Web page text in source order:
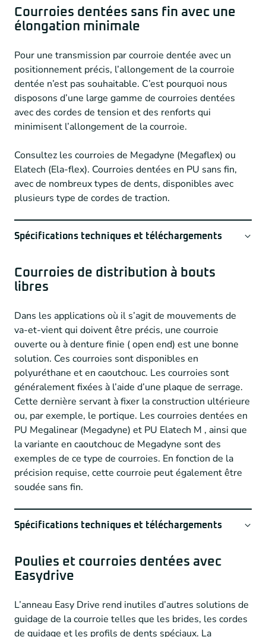
Courroies dentées sans fin avec une
élongation minimale
Pour une transmission par courroie dentée avec un
positionnement précis, l’allongement de la courroie
dentée n’est pas souhaitable. C’est pourquoi nous
disposons d’une large gamme de courroies dentées
avec des cordes de tension et des renforts qui
minimisent l’allongement de la courroie.
Consultez les courroies de Megadyne (Megaflex) ou
Elatech (Ela-flex). Courroies dentées en PU sans fin,
avec de nombreux types de dents, disponibles avec
plusieurs type de cordes de traction.
Spécifications techniques et téléchargements
Tandtype
Cordes
Acier, Haute puissance, Haute flexibilité,
HPF, Kevlar, Inoxydable
Materièl
Thermoplast Polyuréthane PU
Preneurs
Possible en option
Couverture
dents
NFT option ( = Nylon)
Couverture
dorsale
Prends contact pour les possibilitées
Megadyne_Megasync_belts-1
Megadyne_Megaflex_belts-1
Courroies de distribution à bouts
libres
Dans les applications où il s’agit de mouvements de
va-et-vient qui doivent être précis, une courroie
ouverte ou à denture finie ( open end) est une bonne
solution. Ces courroies sont disponibles en
polyuréthane et en caoutchouc. Les courroies sont
généralement fixées à l’aide d’une plaque de serrage.
Cette dernière servant à fixer la construction ultérieure
ou, par exemple, le portique. Les courroies dentées en
PU Megalinear (Megadyne) et PU Elatech M , ainsi que
la variante en caoutchouc de Megadyne sont des
exemples de ce type de courroies. En fonction de la
précision requise, cette courroie peut également être
soudée sans fin.
Spécifications techniques et téléchargements
Tandtype
Trekkoorden
Acier, HP = Haute Puissance, Haute
Flexibilité, HPF, Kevlar, Inox
Poulies et courroies dentées avec
Easydrive
L’anneau Easy Drive rend inutiles d’autres solutions de
guidage de la courroie telles que les brides, les cordes
de guidage et les profils de dents spéciaux. La